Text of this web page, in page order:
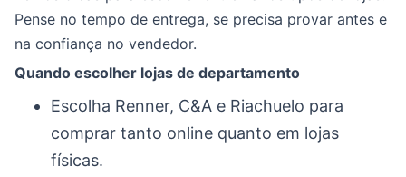
Pense no tempo de entrega, se precisa provar antes e
na confiança no vendedor.
Quando escolher lojas de departamento
Escolha Renner, C&A e Riachuelo para
comprar tanto online quanto em lojas
físicas.